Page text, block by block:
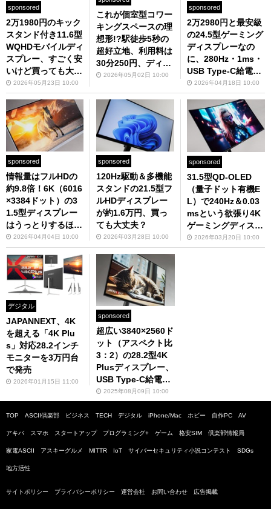
sponsored
2万1980円のキック
スタンド付き11.6型
WQHDモバイルディ
スプレー、すごく安
いけど買っても大丈
夫？2026年05月23日 10:00
これが個室型コワー
キングスペースの理
想形!?駅徒歩5秒の
超好立地、利用料は
30分250円、ディス
プレーは4K＆ピボ
どる「いいオフィス
浅草」
2026年05月02日 10:00
sponsored
2万2980円と最安級
の24.5型ゲーミング
ディスプレーなの
に、280Hz・1ms・
USB Type-C給電・
昇降式多機能スタン
ド！もうこれでいい
じゃない
2026年04月18日 10:00
sponsored
情報量はフルHDの
約9.8倍！6K（6016
×3384ドット）の3
1.5型ディスプレー
はうっとりするほど
キレイだった、でも
お値段は……
2026年04月04日 10:00
sponsored
120Hz駆動＆多機能
スタンドの21.5型フ
ルHDディスプレー
が約1.6万円、買っ
ても大丈夫？
2026年03月28日 10:00
sponsored
31.5型QD-OLED
（量子ドット有機E
L）で240Hz＆0.03
msという欲張り4K
ゲーミングディスプ
レーが至高の逸品す
ぎた
2026年03月20日 10:00
デジタル
JAPANNEXT、4K
を超える「4K Plu
s」対応28.2インチ
モニターを3万円台
で発売
2026年01月15日 11:00
sponsored
超広い3840×2560ド
ット（アスペクト比
3：2）の28.2型4K
Plusディスプレー、
USB Type-C給電・
KVM・昇降式多機能
スタンドで4万円台
はコスパ◎
2025年08月09日 10:00
TOP ASCII倶楽部 ビジネス TECH デジタル iPhone/Mac ホビー 自作PC AV
アキバ スマホ スタートアップ プログラミング+ ゲーム 格安SIM 倶楽部情報局
家電ASCII アスキーグルメ MITTR IoT サイバーセキュリティ小説コンテスト SDGs
地方活性
サイトポリシー プライバシーポリシー 運営会社 お問い合わせ 広告掲載